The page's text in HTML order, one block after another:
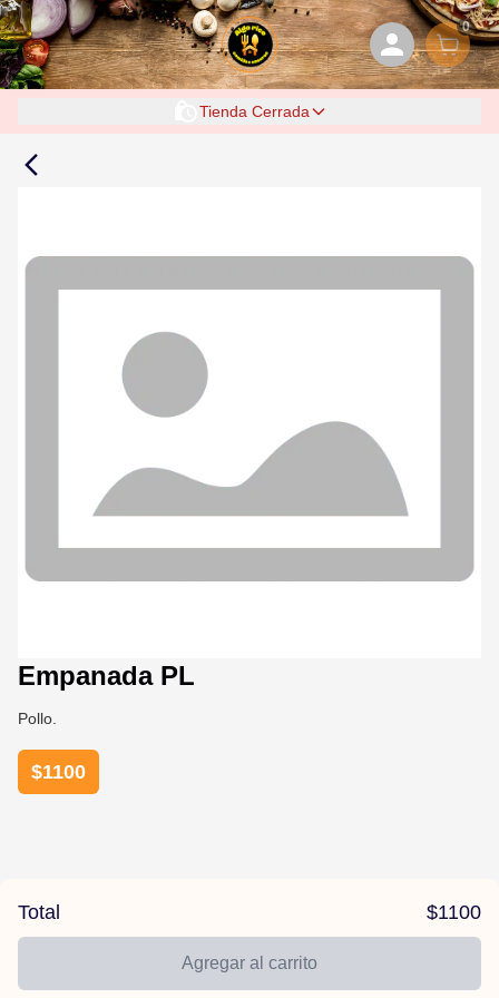
0
Tienda Cerrada
Empanada PL
Pollo.
$1100
Total $1100
Agregar al carrito